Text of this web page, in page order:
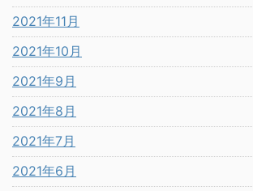
2021年11月
2021年10月
2021年9月
2021年8月
2021年7月
2021年6月